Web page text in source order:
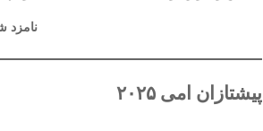
نامزد
پیشتازان امی ۲۰۲۵